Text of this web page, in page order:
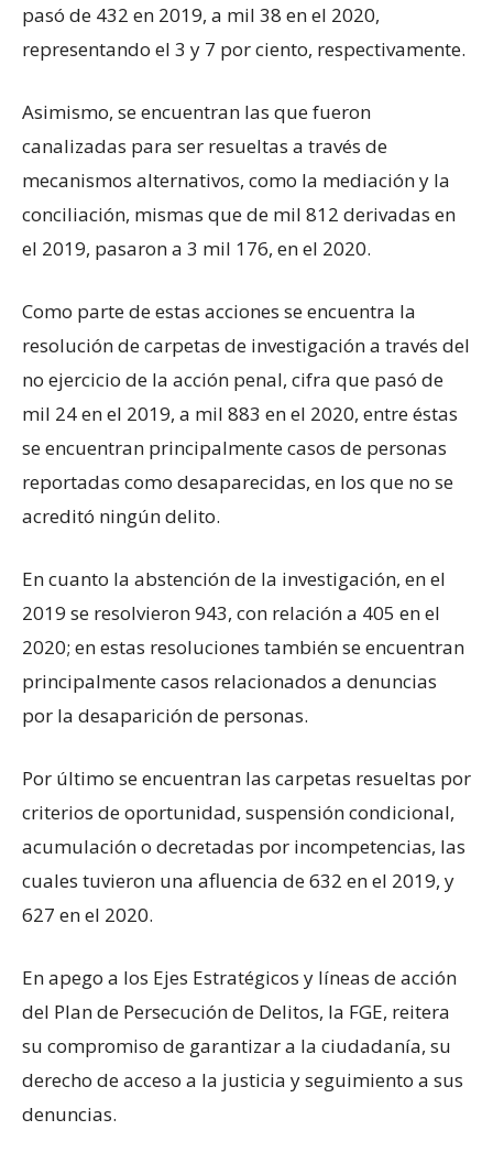
pasó de 432 en 2019, a mil 38 en el 2020,
representando el 3 y 7 por ciento, respectivamente.
Asimismo, se encuentran las que fueron
canalizadas para ser resueltas a través de
mecanismos alternativos, como la mediación y la
conciliación, mismas que de mil 812 derivadas en
el 2019, pasaron a 3 mil 176, en el 2020.
Como parte de estas acciones se encuentra la
resolución de carpetas de investigación a través del
no ejercicio de la acción penal, cifra que pasó de
mil 24 en el 2019, a mil 883 en el 2020, entre éstas
se encuentran principalmente casos de personas
reportadas como desaparecidas, en los que no se
acreditó ningún delito.
En cuanto la abstención de la investigación, en el
2019 se resolvieron 943, con relación a 405 en el
2020; en estas resoluciones también se encuentran
principalmente casos relacionados a denuncias
por la desaparición de personas.
Por último se encuentran las carpetas resueltas por
criterios de oportunidad, suspensión condicional,
acumulación o decretadas por incompetencias, las
cuales tuvieron una afluencia de 632 en el 2019, y
627 en el 2020.
En apego a los Ejes Estratégicos y líneas de acción
del Plan de Persecución de Delitos, la FGE, reitera
su compromiso de garantizar a la ciudadanía, su
derecho de acceso a la justicia y seguimiento a sus
denuncias.